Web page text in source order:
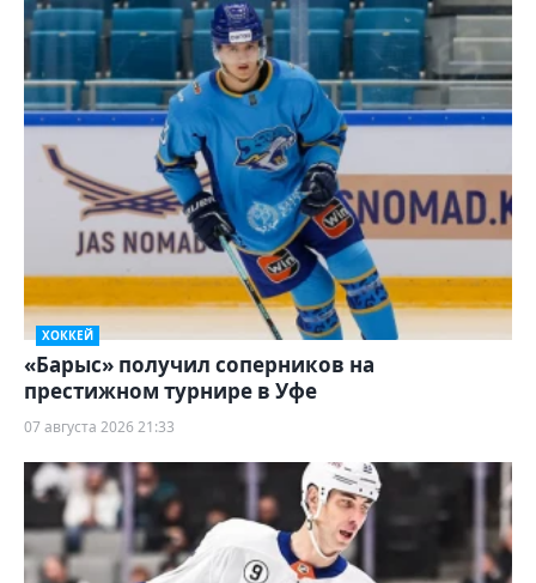
ХОККЕЙ
«Барыс» получил соперников на
престижном турнире в Уфе
07 августа 2026 21:33